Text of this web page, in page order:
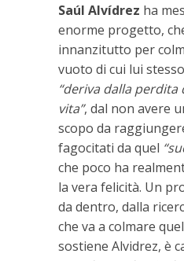
Saúl Alvídrez ha
enorme progetto,
innanzitutto per
vuoto di cui lui
“deriva dalla
vita”, dal non avere
scopo da
fagocitati da quel
che poco ha
la vera felicità. Un
da dentro, dalla
che va a colmare
sostiene Alvidrez, è